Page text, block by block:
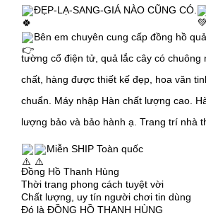
ĐẸP-LẠ-SANG-GIÁ NÀO CŨNG CÓ.
Bên em chuyên cung cấp đồng hồ
tường cổ điện tử, quả lắc cây có chuông
chất, hàng được thiết kế đẹp, hoa văn
chuẩn. Máy nhập Hàn chất lượng cao.
lượng bảo và bảo hành ạ. Trang trí nhà
Miễn SHIP Toàn quốc
Đồng Hồ Thanh Hùng
Thời trang phong cách tuyệt vời
Chất lượng, uy tín người chơi tin dùng
Đó là ĐỒNG HỒ THANH HÙNG